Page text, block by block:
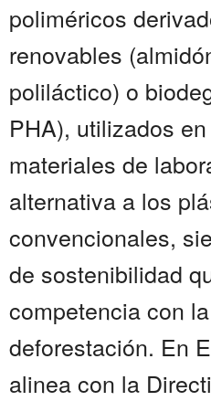
poliméricos
renovables
poliláctico) o
PHA), utilizados
materiales de
alternativa a los
convencionales,
de sostenibilidad
competencia con
deforestación. En
alinea con la